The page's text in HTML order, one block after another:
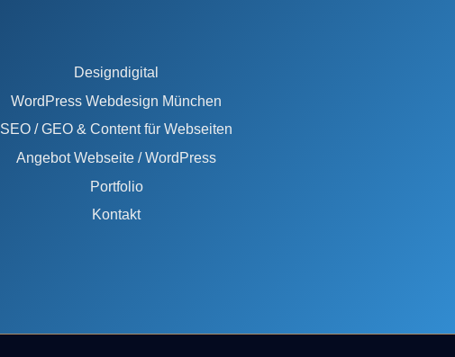
Designdigital
WordPress Webdesign München
SEO / GEO & Content für Webseiten
Angebot Webseite / WordPress
Portfolio
Kontakt